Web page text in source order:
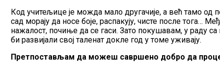
Код учитељице је можда мало другачије, а већ тамо од
сад морају да носе боје, распакују, чисте после тога…
нажалост, почиње да се гаси. Зато покушавам, у раду
би развијали свој таленат докле год у томе уживају.
Претпостављам да можеш савршено добро да